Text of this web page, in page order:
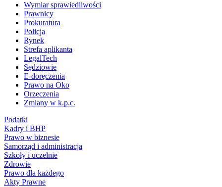
Wymiar sprawiedliwości
Prawnicy
Prokuratura
Policja
Rynek
Strefa aplikanta
LegalTech
Sędziowie
E-doręczenia
Prawo na Oko
Orzeczenia
Zmiany w k.p.c.
Podatki
Kadry i BHP
Prawo w biznesie
Samorząd i administracja
Szkoły i uczelnie
Zdrowie
Prawo dla każdego
Akty Prawne